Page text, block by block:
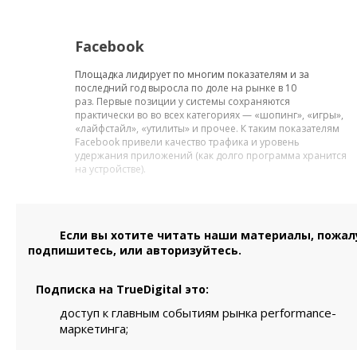
Facebook
Площадка лидирует по многим показателям и за
последний год выросла по доле на рынке в 10
раз. Первые позиции у системы сохраняются
практически во во всех категориях — «шопинг», «игры»,
«лайфстайл», «утилиты» и прочее. К таким показателям
Facebook привели качество трафика и уровень
удержания приложений (как долго программа хранится
на устройстве).
Если вы хотите читать наши материалы,
подпишитесь, или авторизуйтесь.
Подписка на TrueDigital это:
доступ к главным событиям рынка performance-
маркетинга;